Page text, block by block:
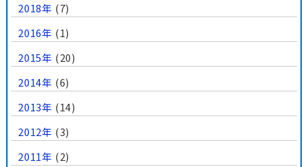
2018年 (7)
2016年 (1)
2015年 (20)
2014年 (6)
2013年 (14)
2012年 (3)
2011年 (2)